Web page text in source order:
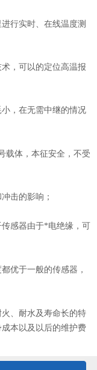
行实时、在线温度测
，可以的定位高温报
，在无需中继的情况
载体，本征安全，不受
击的影响；
感器由于*电绝缘，可
优于一般的传感器，
、耐水及寿命长的特
本以及以后的维护费